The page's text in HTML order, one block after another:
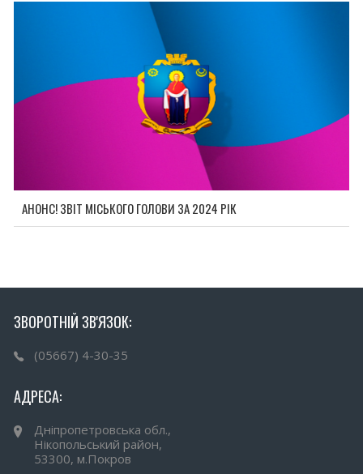
АНОНС! ЗВІТ МІСЬКОГО ГОЛОВИ ЗА 2024 РІК
ЗВОРОТНІЙ ЗВ'ЯЗОК:
(05667) 4-30-35
АДРЕСА:
Дніпропетровська обл.,
Нікопольський район,
53300, м.Покров